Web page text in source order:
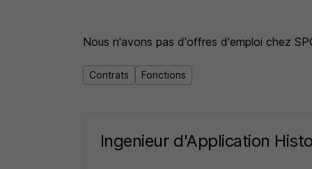
Nous n'avons pas d'offres d'emploi chez
Contrats Fonctions
Ingenieur d'Application